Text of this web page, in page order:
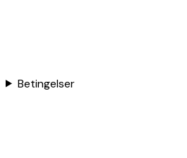
Betingelser